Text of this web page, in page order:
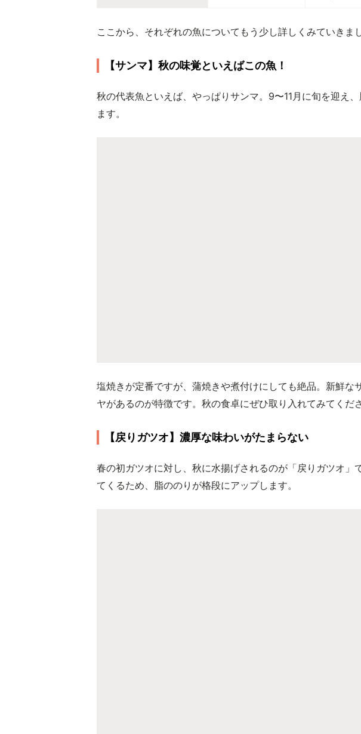
ここから、それぞれの魚についてもう少し詳しくみていきまし
【サンマ】秋の味覚といえばこの魚！
秋の代表魚といえば、やっぱりサンマ。9〜11月に旬を迎え
ます。
塩焼きが定番ですが、蒲焼きや煮付けにしても絶品。新鮮な
ヤがあるのが特徴です。秋の食卓にぜひ取り入れてみてくださ
【戻りガツオ】濃厚な味わいがたまらない
春の初ガツオに対し、秋に水揚げされるのが「戻りガツオ」
てくるため、脂ののりが格段にアップします。